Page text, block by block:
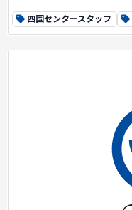
四国センタースタッフ